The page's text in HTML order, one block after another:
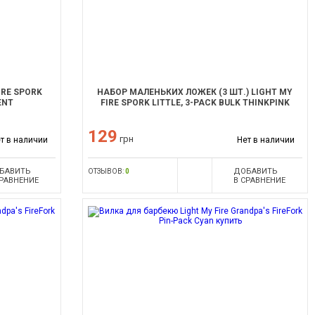
SPORK
в наличии
НАБОР МАЛЕНЬКИХ ЛОЖЕК (3 ШТ.) LIGHT MY
FIRE SPORK LITTLE, 3-PACK BULK THINKPINK
129 грн Нет в наличии
ОТЗЫВОВ:0
ДОБАВИТЬ
В СРАВНЕНИЕ